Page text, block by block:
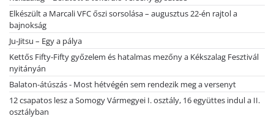
Elkészült a Marcali VFC őszi sorsolása – augusztus 22-én rajtol a
bajnokság
Ju-Jitsu – Egy a pálya
Kettős Fifty-Fifty győzelem és hatalmas mezőny a Kékszalag Fesztivál
nyitányán
Balaton-átúszás - Most hétvégén sem rendezik meg a versenyt
12 csapatos lesz a Somogy Vármegyei I. osztály, 16 együttes indul a II.
osztályban